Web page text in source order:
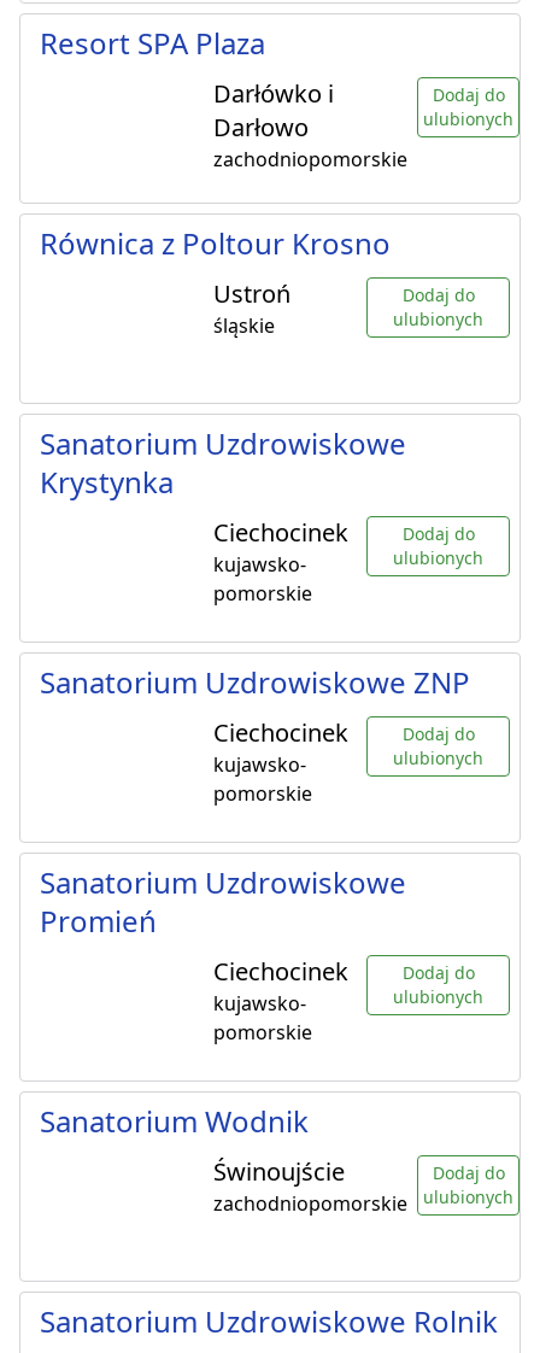
Resort SPA Plaza
Darłówko i
Darłowo
zachodniopomorskie
Dodaj do
ulubionych
Równica z Poltour Krosno
Ustroń
śląskie
Dodaj do
ulubionych
Sanatorium Uzdrowiskowe
Krystynka
Ciechocinek
kujawsko-
pomorskie
Dodaj do
ulubionych
Sanatorium Uzdrowiskowe ZNP
Ciechocinek
kujawsko-
pomorskie
Dodaj do
ulubionych
Sanatorium Uzdrowiskowe
Promień
Ciechocinek
kujawsko-
pomorskie
Dodaj do
ulubionych
Sanatorium Wodnik
Świnoujście
zachodniopomorskie
Dodaj do
ulubionych
Sanatorium Uzdrowiskowe Rolnik